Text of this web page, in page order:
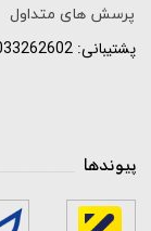
پرسش های متداول
پشتیبانی: 09033262602
پیوندها